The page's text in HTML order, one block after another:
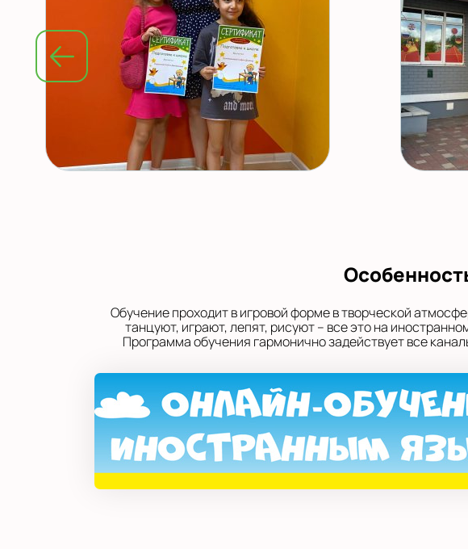
Обучение проходит в игровой форме в творческой
танцуют, играют, лепят, рисуют – все это на
Программа обучения гармонично задействует все